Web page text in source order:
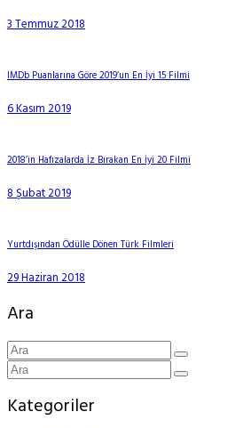
3 Temmuz 2018
IMDb Puanlarına Göre 2019’un En İyi 15 Filmi
6 Kasım 2019
2018’in Hafızalarda İz Bırakan En İyi 20 Filmi
8 Şubat 2019
Yurtdışından Ödülle Dönen Türk Filmleri
29 Haziran 2018
Ara
Kategoriler